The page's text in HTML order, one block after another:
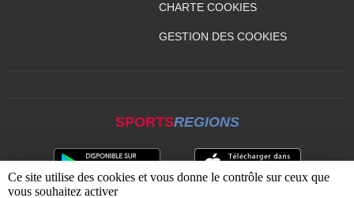
CHARTE COOKIES
GESTION DES COOKIES
SPORTSREGIONS
Ce site utilise des cookies et vous donne le contrôle sur ceux que
vous souhaitez activer